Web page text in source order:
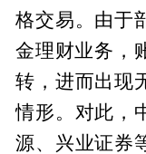
格交易。由于
金理财业务，
转，进而出现
情形。对此，
源、兴业证券